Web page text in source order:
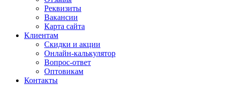
Реквизиты
Вакансии
Карта сайта
Клиентам
Скидки и акции
Онлайн-калькулятор
Вопрос-ответ
Оптовикам
Контакты